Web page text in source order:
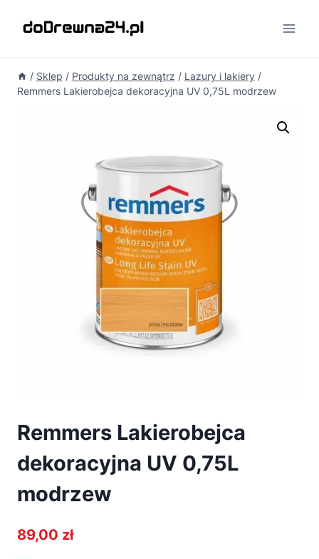
/ Sklep / Produkty na zewnątrz / Lazury i lakiery /
Remmers Lakierobejca dekoracyjna UV 0,75L modrzew
Remmers Lakierobejca
dekoracyjna UV 0,75L
modrzew
89,00 zł